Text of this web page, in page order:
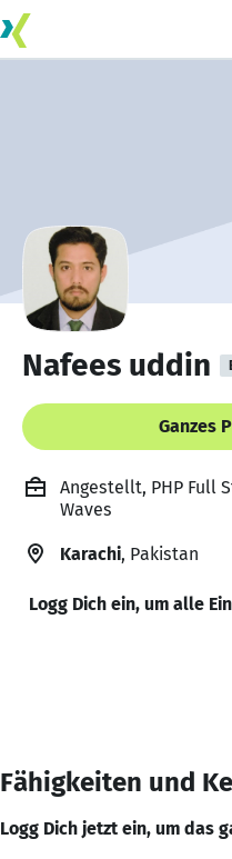
Nafees uddin
Ganzes
Angestellt, PHP Full
Waves
Karachi, Pakistan
Logg Dich ein, um alle
Fähigkeiten und
Logg Dich jetzt ein, um das